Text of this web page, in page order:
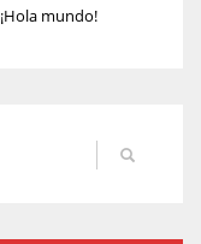
¡Hola mundo!